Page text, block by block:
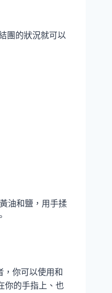
團的狀況就可以
油和鹽，用手揉
你可以使用和
你的手指上、也